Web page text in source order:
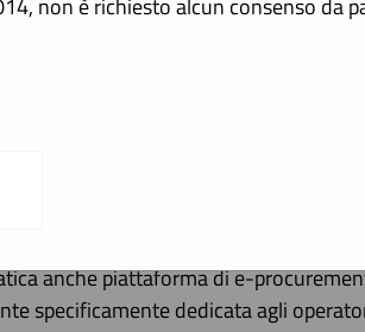
non è richiesto alcun consenso da
telematica?
e hardware) attraverso il quale è
delle disposizioni di cui al
anche piattaforma di e-
specificamente dedicata agli